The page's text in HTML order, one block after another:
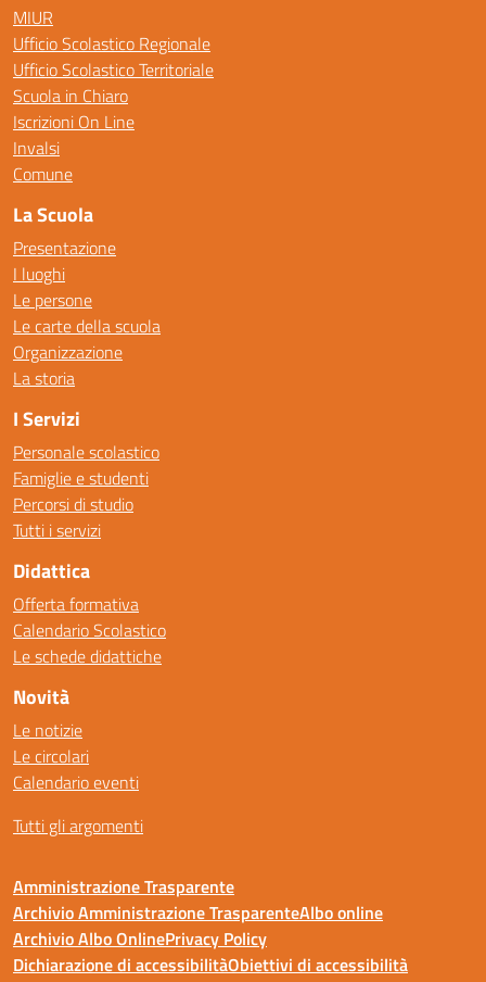
MIUR
Ufficio Scolastico Regionale
Ufficio Scolastico Territoriale
Scuola in Chiaro
Iscrizioni On Line
Invalsi
Comune
La Scuola
Presentazione
I luoghi
Le persone
Le carte della scuola
Organizzazione
La storia
I Servizi
Personale scolastico
Famiglie e studenti
Percorsi di studio
Tutti i servizi
Didattica
Offerta formativa
Calendario Scolastico
Le schede didattiche
Novità
Le notizie
Le circolari
Calendario eventi
Tutti gli argomenti
Amministrazione Trasparente
Archivio Amministrazione TrasparenteAlbo online
Archivio Albo OnlinePrivacy Policy
Dichiarazione di accessibilitàObiettivi di accessibilità